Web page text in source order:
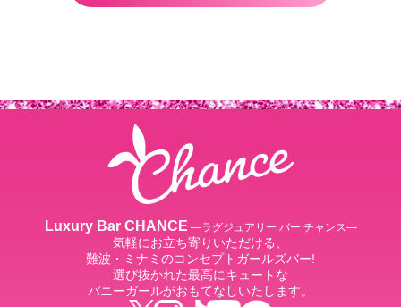
Luxury Bar CHANCE ―ラグジュアリー バー チャンス―
気軽にお立ち寄りいただける、
難波・ミナミのコンセプトガールズバー!
選び抜かれた最高にキュートな
バニーガールがおもてなしいたします。